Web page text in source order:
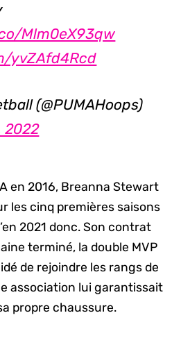
Mlm0eX93qw
yvZAfd4Rcd
(@PUMAHoops)
2022
en 2016, Breanna Stewart
les cinq premières saisons
2021 donc. Son contrat
terminé, la double MVP
de rejoindre les rangs de
association lui garantissait
propre chaussure.